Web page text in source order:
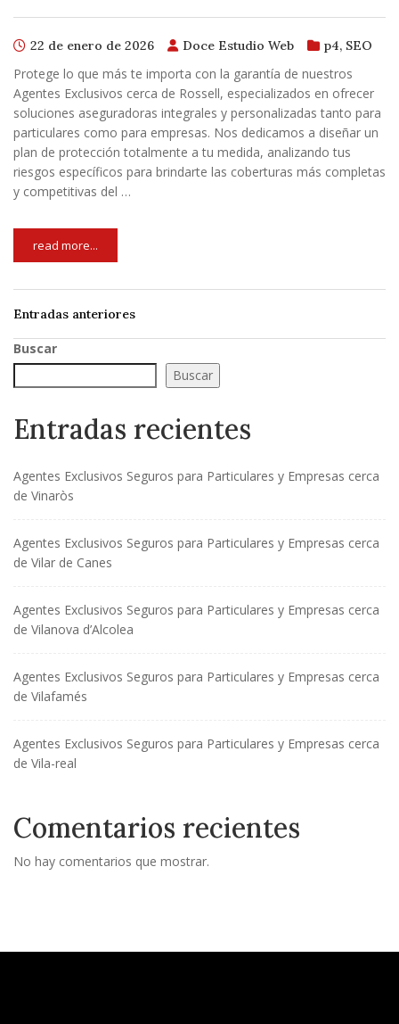
22 de enero de 2026 Doce Estudio Web p4, SEO
Protege lo que más te importa con la garantía de nuestros
Agentes Exclusivos cerca de Rossell, especializados en ofrecer
soluciones aseguradoras integrales y personalizadas tanto para
particulares como para empresas. Nos dedicamos a diseñar un
plan de protección totalmente a tu medida, analizando tus
riesgos específicos para brindarte las coberturas más completas
y competitivas del …
read more...
Entradas anteriores
Buscar
Buscar
Entradas recientes
Agentes Exclusivos Seguros para Particulares y Empresas cerca
de Vinaròs
Agentes Exclusivos Seguros para Particulares y Empresas cerca
de Vilar de Canes
Agentes Exclusivos Seguros para Particulares y Empresas cerca
de Vilanova d’Alcolea
Agentes Exclusivos Seguros para Particulares y Empresas cerca
de Vilafamés
Agentes Exclusivos Seguros para Particulares y Empresas cerca
de Vila-real
Comentarios recientes
No hay comentarios que mostrar.